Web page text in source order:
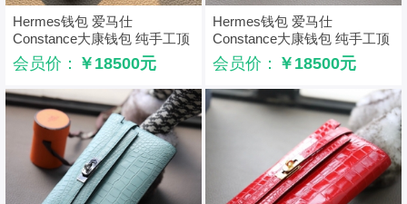
Hermes钱包 爱马仕
Constance大康钱包 纯手工顶
级美洲鳄鱼皮 黑色
会员价： ￥18500元
Hermes钱包 爱马仕
Constance大康钱包 纯手工顶
级美洲鳄鱼皮 祖母绿
会员价： ￥18500元